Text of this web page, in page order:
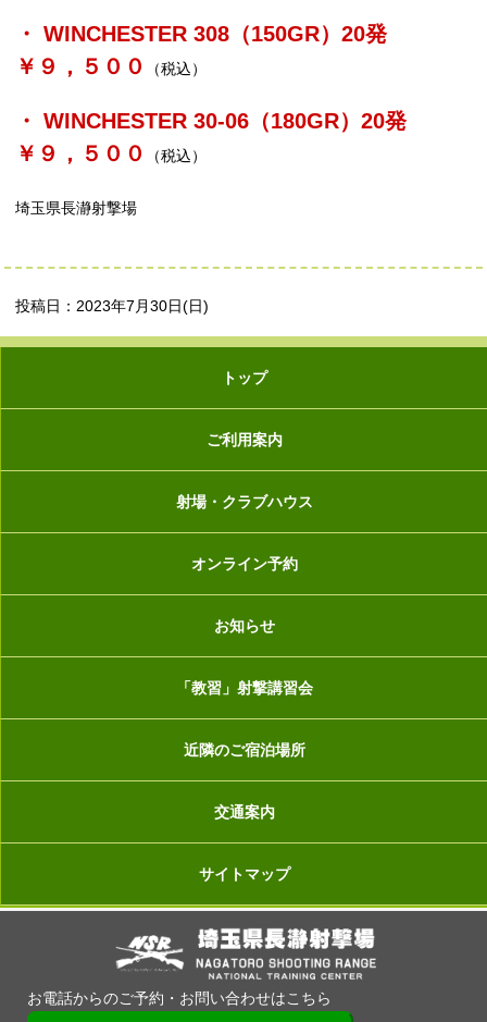
・ WINCHESTER 308（150GR）20発
￥９，５００
（税込）
・ WINCHESTER 30-06（180GR）20発
￥９，５００
（税込）
埼玉県長瀞射撃場
投稿日：2023年7月30日(日)
トップ
ご利用案内
射場・クラブハウス
オンライン予約
お知らせ
「教習」射撃講習会
近隣のご宿泊場所
交通案内
サイトマップ
お電話からのご予約・お問い合わせはこちら